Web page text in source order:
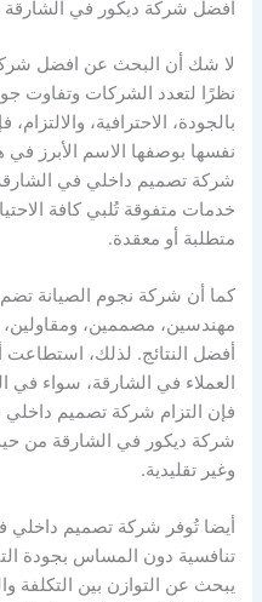
افضل شركة ديكور في الشارقة
لا شك أن البحث عن افضل شركة
نظرًا لتعدد الشركات وتفاوت
بالجودة، الاحترافية،
نفسها بوصفها الاسم الأبرز
شركة تصميم داخلي في
خدمات متفوقة تُلبي كافة
متطلبة أو معقدة.
كما أن شركة نجوم الصيانة
مهندسين، مصممين،
أفضل النتائج. لذلك،
العملاء في الشارقة، سواء في
فإن التزام شركة تصميم داخلي
شركة ديكور في الشارقة من
وغير تقليدية.
أيضا تُوفر شركة تصميم داخلي
تنافسية دون المساس بجودة
يبحث عن التوازن بين التكلفة